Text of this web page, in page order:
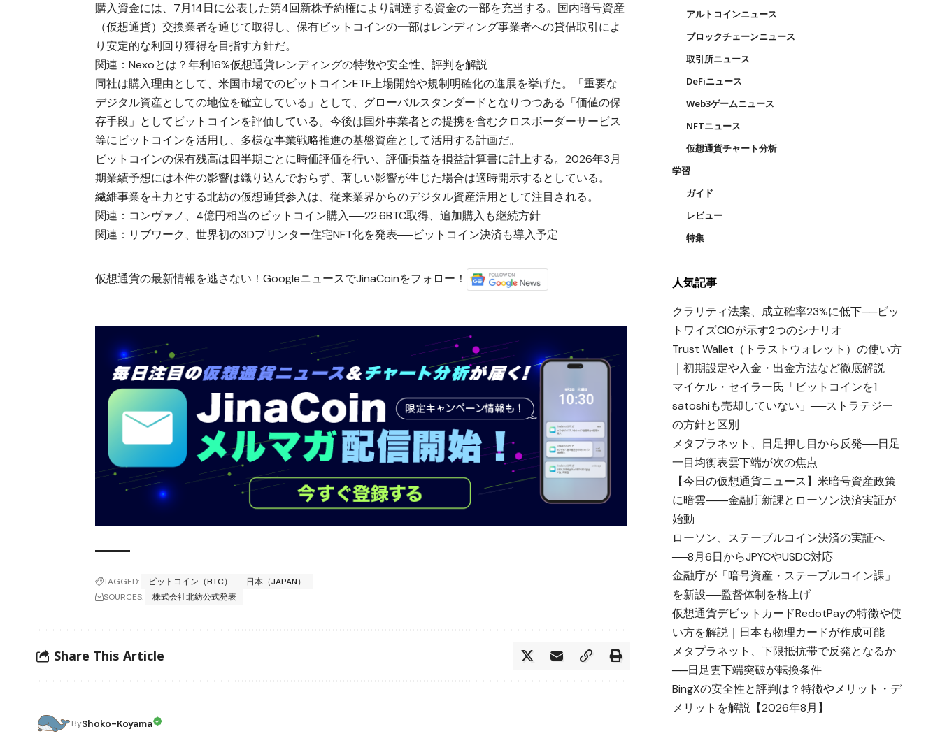
購入資金には、7月14日に公表した第4回新株予約権により調達する資金の一部を充当する。国内暗号資産
（仮想通貨）交換業者を通じて取得し、保有ビットコインの一部はレンディング事業者への貸借取引によ
り安定的な利回り獲得を目指す方針だ。
関連：Nexoとは？年利16%仮想通貨レンディングの特徴や安全性、評判を解説
同社は購入理由として、米国市場でのビットコインETF上場開始や規制明確化の進展を挙げた。「重要な
デジタル資産としての地位を確立している」として、グローバルスタンダードとなりつつある「価値の保
存手段」としてビットコインを評価している。今後は国外事業者との提携を含むクロスボーダーサービス
等にビットコインを活用し、多様な事業戦略推進の基盤資産として活用する計画だ。
ビットコインの保有残高は四半期ごとに時価評価を行い、評価損益を損益計算書に計上する。2026年3月
期業績予想には本件の影響は織り込んでおらず、著しい影響が生じた場合は適時開示するとしている。
繊維事業を主力とする北紡の仮想通貨参入は、従来業界からのデジタル資産活用として注目される。
関連： コンヴァノ、4億円相当のビットコイン購入──22.6BTC取得、追加購入も継続方針
関連： リブワーク、世界初の3Dプリンター住宅NFT化を発表──ビットコイン決済も導入予定
仮想通貨の最新情報を逃さない！GoogleニュースでJinaCoinをフォロー！
TAGGED: ビットコイン（BTC）
日本（JAPAN）
SOURCES:
株式会社北紡公式発表
Share This Article
ByShoko-Koyama
アルトコインニュース
ブロックチェーンニュース
取引所ニュース
DeFiニュース
Web3ゲームニュース
NFTニュース
仮想通貨チャート分析
学習
ガイド
レビュー
特集
人気記事
クラリティ法案、成立確率23%に低下──ビッ
トワイズCIOが示す2つのシナリオ
Trust Wallet（トラストウォレット）の使い方
｜初期設定や入金・出金方法など徹底解説
マイケル・セイラー氏「ビットコインを1
satoshiも売却していない」──ストラテジー
の方針と区別
メタプラネット、日足押し目から反発──日足
一目均衡表雲下端が次の焦点
【今日の仮想通貨ニュース】米暗号資産政策
に暗雲――金融庁新課とローソン決済実証が
始動
ローソン、ステーブルコイン決済の実証へ
──8月6日からJPYCやUSDC対応
金融庁が「暗号資産・ステーブルコイン課」
を新設──監督体制を格上げ
仮想通貨デビットカードRedotPayの特徴や使
い方を解説｜日本も物理カードが作成可能
メタプラネット、下限抵抗帯で反発となるか
──日足雲下端突破が転換条件
BingXの安全性と評判は？特徴やメリット・デ
メリットを解説【2026年8月】